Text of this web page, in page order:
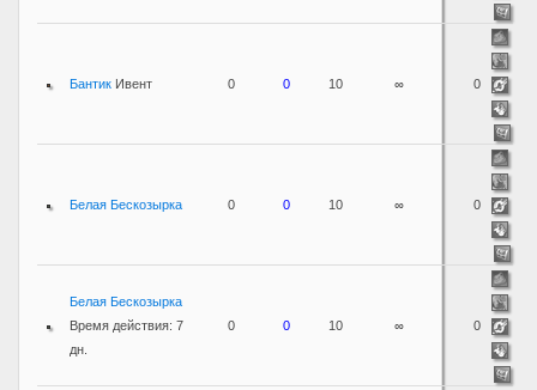
Бантик Ивент 0 0 10 ∞ 0
Белая Бескозырка 0 0 10 ∞ 0
Белая Бескозырка
Время действия: 7
дн.
0 0 10 ∞ 0